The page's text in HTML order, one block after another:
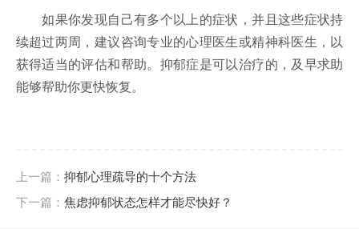
如果你发现自己有多个以上的症状，并且这些症状持
续超过两周，建议咨询专业的心理医生或精神科医生，以
获得适当的评估和帮助。抑郁症是可以治疗的，及早求助
能够帮助你更快恢复。
上一篇： 抑郁心理疏导的十个方法
下一篇： 焦虑抑郁状态怎样才能尽快好？